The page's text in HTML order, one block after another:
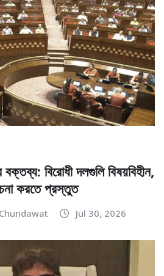
বিরোধী দলগুলি বিষয়বিহীন,
করতে প্রস্তুত
Jul 30, 2026